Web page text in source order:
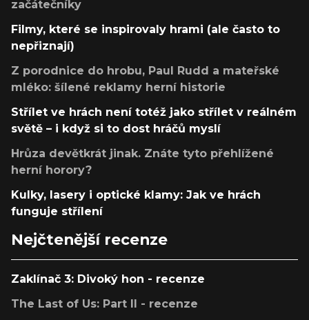
začátečníky
Filmy, které se inspirovaly hrami (ale často to
nepřiznají)
Z porodnice do hrobu, Paul Rudd a mateřské
mléko: šílené reklamy herní historie
Střílet ve hrách není totéž jako střílet v reálném
světě – i když si to dost hráčů myslí
Hrůza devětkrát jinak. Znáte tyto přehlížené
herní horory?
Kulky, lasery i optické klamy: Jak ve hrách
funguje střílení
Nejčtenější recenze
Zaklínač 3: Divoký hon - recenze
The Last of Us: Part II - recenze